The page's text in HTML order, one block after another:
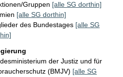
Gruppen [alle SG dorthin]
[alle SG dorthin]
des Bundestages [alle SG
der Justiz und für
(BMJV) [alle SG